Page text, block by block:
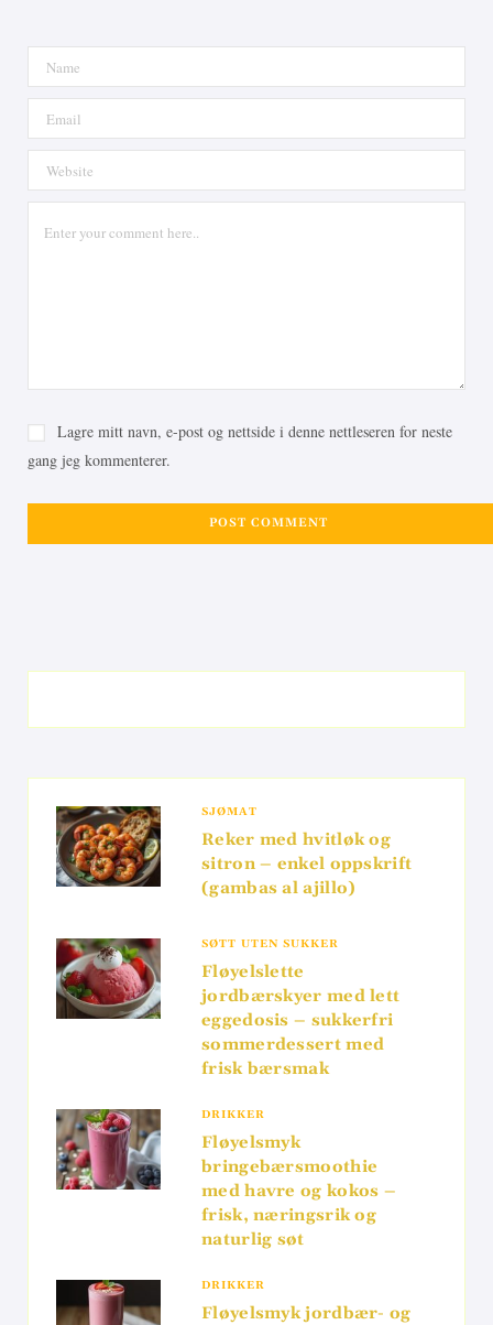
Lagre mitt navn, e-post og nettside i denne nettleseren for neste
gang jeg kommenterer.
SJØMAT
Reker med hvitløk og
sitron – enkel oppskrift
(gambas al ajillo)
SØTT UTEN SUKKER
Fløyelslette
jordbærskyer med lett
eggedosis – sukkerfri
sommerdessert med
frisk bærsmak
DRIKKER
Fløyelsmyk
bringebærsmoothie
med havre og kokos –
frisk, næringsrik og
naturlig søt
DRIKKER
Fløyelsmyk jordbær- og